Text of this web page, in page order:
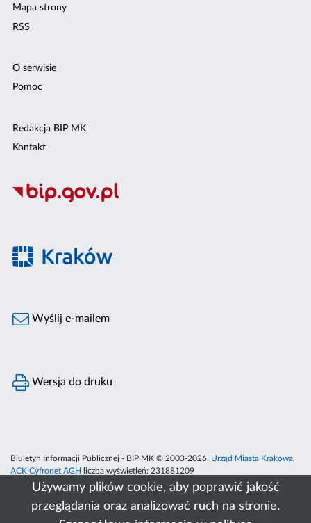
Używamy plików cookie, aby poprawić jakość
przeglądania oraz analizować ruch na stronie.
Mapa strony
RSS
O serwisie
Pomoc
Redakcja BIP MK
Kontakt
Wyślij e-mailem
Wersja do druku
Biuletyn Informacji Publicznej - BIP MK © 2003-2026, Urząd Miasta Krakowa,
ACK Cyfronet AGH
liczba wyświetleń: 231881209